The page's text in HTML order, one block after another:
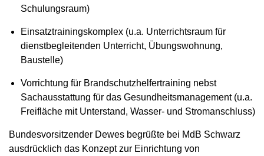
Schulungsraum)
Einsatztrainingskomplex (u.a. Unterrichtsraum für
dienstbegleitenden Unterricht, Übungswohnung,
Baustelle)
Vorrichtung für Brandschutzhelfertraining nebst
Sachausstattung für das Gesundheitsmanagement (u.a.
Freifläche mit Unterstand, Wasser- und Stromanschluss)
Bundesvorsitzender Dewes begrüßte bei MdB Schwarz
ausdrücklich das Konzept zur Einrichtung von